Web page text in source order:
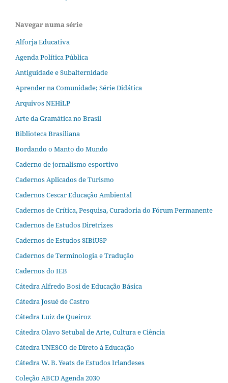
Navegar numa série
Alforja Educativa
Agenda Política Pública
Antiguidade e Subalternidade
Aprender na Comunidade; Série Didática
Arquivos NEHiLP
Arte da Gramática no Brasil
Biblioteca Brasiliana
Bordando o Manto do Mundo
Caderno de jornalismo esportivo
Cadernos Aplicados de Turismo
Cadernos Cescar Educação Ambiental
Cadernos de Crítica, Pesquisa, Curadoria do Fórum Permanente
Cadernos de Estudos Diretrizes
Cadernos de Estudos SIBiUSP
Cadernos de Terminologia e Tradução
Cadernos do IEB
Cátedra Alfredo Bosi de Educação Básica
Cátedra Josué de Castro
Cátedra Luiz de Queiroz
Cátedra Olavo Setubal de Arte, Cultura e Ciência
Cátedra UNESCO de Direto à Educação
Cátedra W. B. Yeats de Estudos Irlandeses
Coleção ABCD Agenda 2030